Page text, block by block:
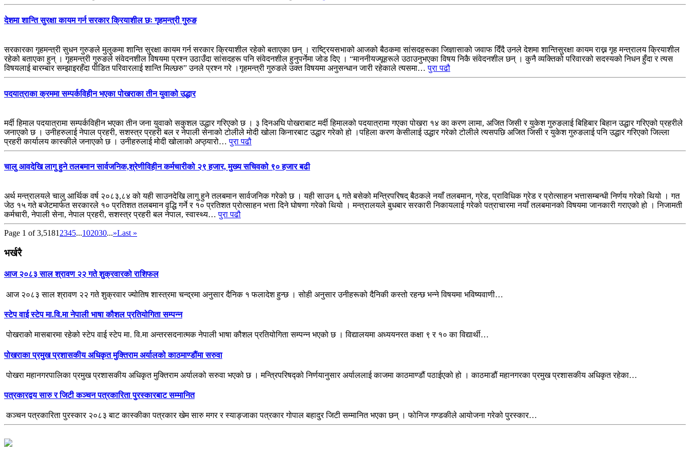
देशमा शान्ति सुरक्षा कायम गर्न सरकार क्रियाशील छः गृहमन्त्री गुरुङ
सरकारका गृहमन्त्री सुधन गुरुङले मुलुकमा शान्ति सुरक्षा कायम गर्न सरकार क्रियाशील रहेको बताएका छन् । राष्ट्रियसभाको आजको बैठकमा सांसदहरूका जिज्ञासाको जवाफ दिँदै उनले देशमा शान्तिसुरक्षा कायम राख्न गृह मन्त्रालय क्रियाशील
रहेको बताएका हुन् । गृहमन्त्री गुरुङले संवेदनशील विषयमा प्रश्न उठाउँदा सांसदहरू पनि संवेदनशील हुनुपर्नेमा जोड दिए । “माननीयज्यूहरूले उठाउनुभएका विषय निकै संवेदनशील छन् । कुनै व्यक्तिको परिवारको सदस्यको निधन हुँदा र त्यस
विषयलाई बारम्बार सम्झाइरहँदा पीडित परिवारलाई शान्ति मिल्छरु” उनले प्रश्न गरे ।गृहमन्त्री गुरुङले उक्त विषयमा अनुसन्धान जारी रहेकाले त्यसमा…पुरा पढौ
पदयात्राका क्रममा सम्पर्कविहीन भएका पोखराका तीन युवाको उद्धार
मर्दी हिमाल पदयात्रामा सम्पर्कविहीन भएका तीन जना युवाको सकुशल उद्धार गरिएको छ । ३ दिनअघि पोखराबाट मर्दी हिमालको पदयात्रामा गएका पोखरा १४ का करण लामा, अजित जिसी र युकेश गुरुङलाई बिहिबार बिहान उद्धार गरिएको प्रहरीले
जनाएको छ । उनीहरुलाई नेपाल प्रहरी, सशस्त्र प्रहरी बल र नेपाली सेनाको टोलीले मोदी खोला किनारबाट उद्धार गरेको हो ।पहिला करण केसीलाई उद्धार गरेको टोलीले त्यसपछि अजित जिसी र युकेश गुरुङलाई पनि उद्धार गरिएको जिल्ला
प्रहरी कार्यालय कास्कीले जनाएको छ । उनीहरुलाई मोदी खोलाको अप्ठ्यारो…पुरा पढौ
चालु आवदेखि लागु हुने तलबमान सार्वजनिक,श्रेणीविहीन कर्मचारीको २९ हजार, मुख्य सचिवको ९० हजार बढी
अर्थ मन्त्रालयले चालु आर्थिक वर्ष २०८३,८४ को यही साउनदेखि लागु हुने तलबमान सार्वजनिक गरेको छ । यही साउन ६ गते बसेको मन्त्रिपरिषद् बैठकले नयाँ तलबमान, ग्रेड, प्राविधिक ग्रेड र प्रोत्साहन भत्तासम्बन्धी निर्णय गरेको थियो । गत
जेठ १५ गते बजेटमार्फत सरकारले १० प्रतिशत तलबमान वृद्धि गर्ने र १० प्रतिशत प्रोत्साहन भत्ता दिने घोषणा गरेको थियो । मन्त्रालयले बुधबार सरकारी निकायलाई गरेको पत्राचारमा नयाँ तलबमानको विषयमा जानकारी गराएको हो । निजामती
कर्मचारी, नेपाली सेना, नेपाल प्रहरी, सशस्त्र प्रहरी बल नेपाल, स्वास्थ्य…पुरा पढौ
Page 1 of 3,51812345...102030...»Last »
भर्खरै
आज २०८३ साल श्रावण २२ गते शुक्रवारको राशिफल
आज २०८३ साल श्रावण २२ गते शुक्रवार ज्योतिष शास्त्रमा चन्द्रमा अनुसार दैनिक १ फलादेश हुन्छ । सोही अनुसार उनीहरूको दैनिकी कस्तो रहन्छ भन्ने विषयमा भविष्यवाणी…
स्टेप वाई स्टेप मा.वि.मा नेपाली भाषा कौशल प्रतियोगिता सम्पन्न
पोखराको मासबारमा रहेको स्टेप वाई स्टेप मा. वि.मा अन्तरसदनात्मक नेपाली भाषा कौशल प्रतियोगिता सम्पन्न भएको छ । विद्यालयमा अध्ययनरत कक्षा ९ र १० का विद्यार्थी…
पोखराका प्रमुख प्रशासकीय अधिकृत मुक्तिराम अर्यालको काठमाण्डौंमा सरुवा
पोखरा महानगरपालिका प्रमुख प्रशासकीय अधिकृत मुक्तिराम अर्यालको सरुवा भएको छ । मन्त्रिपरिषद्को निर्णयानुसार अर्याललाई काजमा काठमाण्डौं पठाईएको हो । काठमाडौं महानगरका प्रमुख प्रशासकीय अधिकृत रहेका…
पत्रकारद्वय सारु र जिटी कञ्चन पत्रकारिता पुरस्कारबाट सम्मानित
कञ्चन पत्रकारिता पुरस्कार २०८३ बाट कास्कीका पत्रकार खेम सारु मगर र स्याङ्जाका पत्रकार गोपाल बहादुर जिटी सम्मानित भएका छन् । फोनिज गण्डकीले आयोजना गरेको पुरस्कार…